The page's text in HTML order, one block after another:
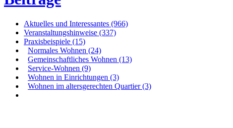
Aktuelles und Interessantes (966)
Veranstaltungshinweise (337)
Praxisbeispiele (15)
Normales Wohnen (24)
Gemeinschaftliches Wohnen (13)
Service-Wohnen (9)
Wohnen in Einrichtungen (3)
Wohnen im altersgerechten Quartier (3)